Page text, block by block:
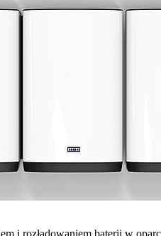
i rozładowaniem baterii w